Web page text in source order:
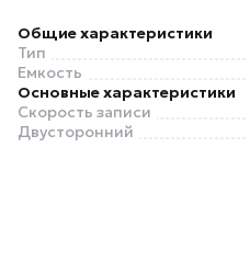
Общие характеристики
Тип
Емкость
Основные характеристики
Скорость записи
Двусторонний